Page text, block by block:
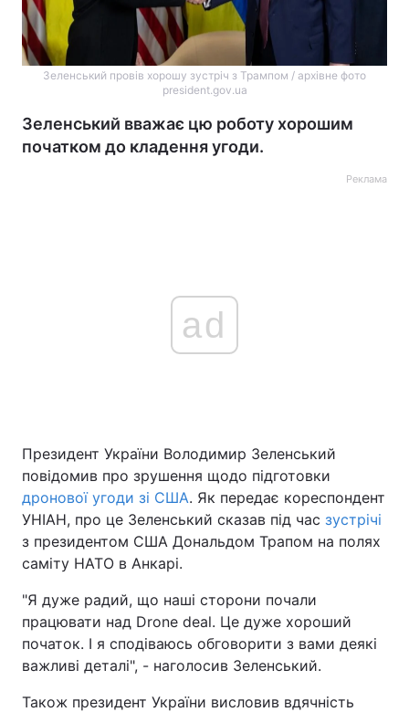
Зеленський провів хорошу зустріч з Трампом / архівне фото
president.gov.ua
Зеленський вважає цю роботу хорошим
початком до кладення угоди.
Реклама
ad
Президент України Володимир Зеленський
повідомив про зрушення щодо підготовки
дронової угоди зі США. Як передає кореспондент
УНІАН, про це Зеленський сказав під час зустрічі
з президентом США Дональдом Трапом на полях
саміту НАТО в Анкарі.
"Я дуже радий, що наші сторони почали
працювати над Drone deal. Це дуже хороший
початок. І я сподіваюсь обговорити з вами деякі
важливі деталі", - наголосив Зеленський.
Також президент України висловив вдячність